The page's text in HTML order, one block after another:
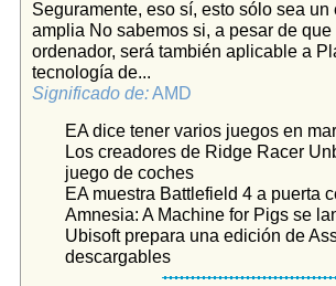
Seguramente, eso sí, esto sólo sea
amplia No sabemos si, a pesar de
ordenador, será también aplicable a
tecnología de...
Significado de:AMD
EA dice tener varios juegos en
Los creadores de Ridge Racer
juego de coches
EA muestra Battlefield 4 a puerta
Amnesia: A Machine for Pigs se
Ubisoft prepara una edición de
descargables